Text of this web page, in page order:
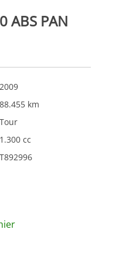
ABS PAN
2009
88.455 km
Tour
1.300 cc
T892996